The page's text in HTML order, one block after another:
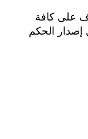
الحكم